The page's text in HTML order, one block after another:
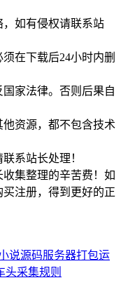
如有侵权请联系站
在下载后24小时内删
家法律。否则后果自
资源，都不包含技术
系站长处理！
集整理的辛苦费！如
注册，得到更好的正
说源码服务器打包运
头采集规则